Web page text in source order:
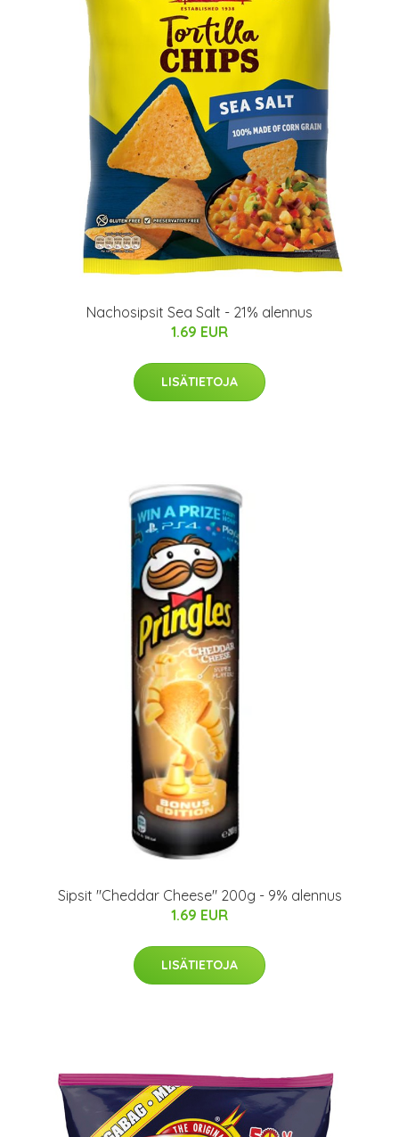
Nachosipsit Sea Salt - 21% alennus
1.69 EUR
LISÄTIETOJA
Sipsit "Cheddar Cheese" 200g - 9% alennus
1.69 EUR
LISÄTIETOJA